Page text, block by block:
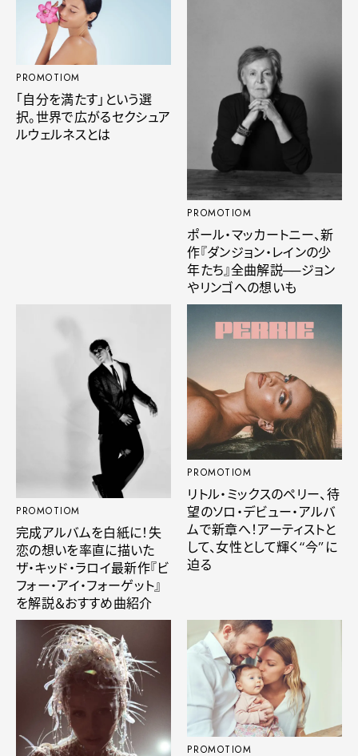
PROMOTIOM
「自分を満たす」という選
択。世界で広がるセクシュア
ルウェルネスとは
PROMOTIOM
ポール・マッカートニー、新
作『ダンジョン・レインの少
年たち』全曲解説──ジョン
やリンゴへの想いも
PROMOTIOM
完成アルバムを白紙に！失
恋の想いを率直に描いた
ザ・キッド・ラロイ最新作『ビ
フォー・アイ・フォーゲット』
を解説＆おすすめ曲紹介
PROMOTIOM
リトル・ミックスのペリー、待
望のソロ・デビュー・アルバ
ムで新章へ！アーティストと
して、女性として輝く“今”に
迫る
PROMOTIOM